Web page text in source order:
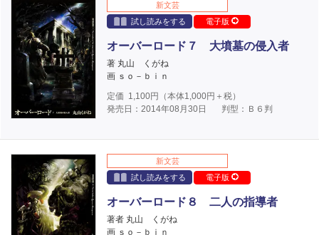
新文芸
試し読みをする
電子版
オーバーロード７ 大墳墓の侵入者
著 丸山 くがね
画 ｓｏ－ｂｉｎ
定価 1,100円（本体1,000円＋税）
発売日：2014年08月30日
判型：Ｂ６判
新文芸
試し読みをする
電子版
オーバーロード８ 二人の指導者
著者 丸山 くがね
画 ｓｏ－ｂｉｎ